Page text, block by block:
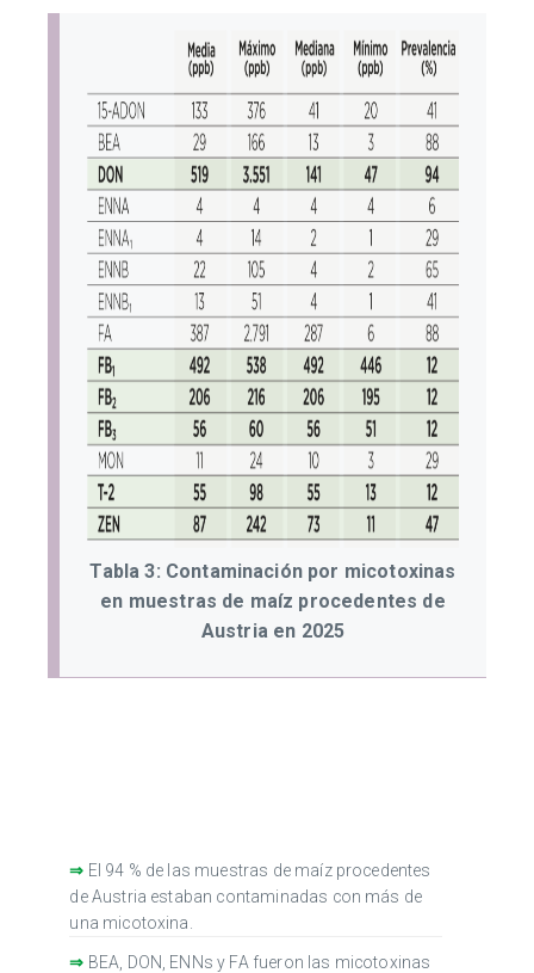
Tabla 3: Contaminación por micotoxinas
en muestras de maíz procedentes de
Austria en 2025
⇒ El 94 % de las muestras de maíz procedentes
de Austria estaban contaminadas con más de
una micotoxina.
⇒ BEA, DON, ENNs y FA fueron las micotoxinas